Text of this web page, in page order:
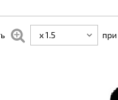
x 1.5